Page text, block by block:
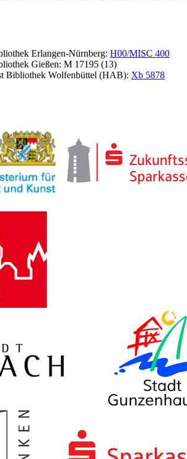
Erlangen-Nürnberg: H00/MISC 400
Gießen: M 17195 (13)
Bibliothek Wolfenbüttel (HAB): Xb 5878